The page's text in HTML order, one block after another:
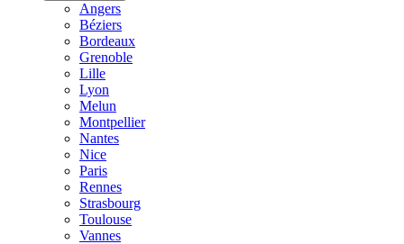
Angers
Béziers
Bordeaux
Grenoble
Lille
Lyon
Melun
Montpellier
Nantes
Nice
Paris
Rennes
Strasbourg
Toulouse
Vannes